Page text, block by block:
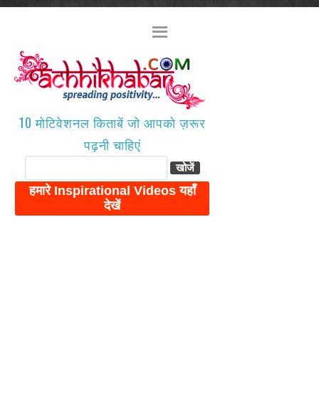
10 मोटिवेशनल किताबें जो आपको ज़रूर
पढ़नी चाहिएं